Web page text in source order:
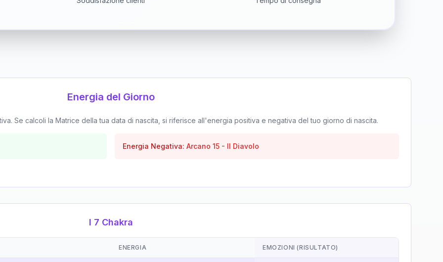
Energia del Giorno
Se calcoli la Matrice della tua data di nascita, si riferisce all'energia positiva e negativa del tuo giorno di nascita.
Energia Negativa: Arcano 15 - Il Diavolo
I 7 Chakra
ENERGIA EMOZIONI (RISULTATO)